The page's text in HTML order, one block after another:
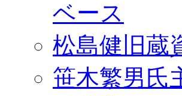
ベース
松島健旧蔵
笹木繁男氏